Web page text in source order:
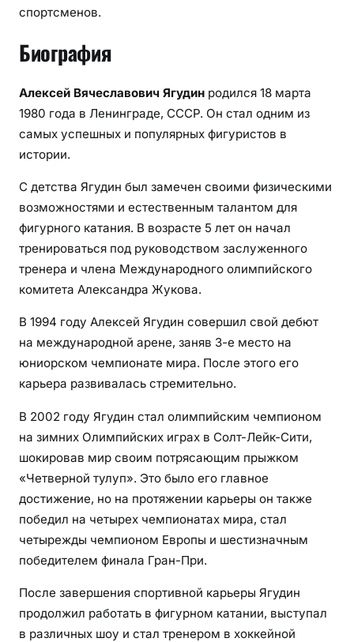
спортсменов.
Биография
Алексей Вячеславович Ягудин родился 18 марта
1980 года в Ленинграде, СССР. Он стал одним из
самых успешных и популярных фигуристов в
истории.
С детства Ягудин был замечен своими физическими
возможностями и естественным талантом для
фигурного катания. В возрасте 5 лет он начал
тренироваться под руководством заслуженного
тренера и члена Международного олимпийского
комитета Александра Жукова.
В 1994 году Алексей Ягудин совершил свой дебют
на международной арене, заняв 3-е место на
юниорском чемпионате мира. После этого его
карьера развивалась стремительно.
В 2002 году Ягудин стал олимпийским чемпионом
на зимних Олимпийских играх в Солт-Лейк-Сити,
шокировав мир своим потрясающим прыжком
«Четверной тулуп». Это было его главное
достижение, но на протяжении карьеры он также
победил на четырех чемпионатах мира, стал
четырежды чемпионом Европы и шестизначным
победителем финала Гран-При.
После завершения спортивной карьеры Ягудин
продолжил работать в фигурном катании, выступал
в различных шоу и стал тренером в хоккейной